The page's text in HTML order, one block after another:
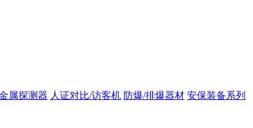
属探测器 人证对比/访客机 防爆/排爆器材 安保装备系列